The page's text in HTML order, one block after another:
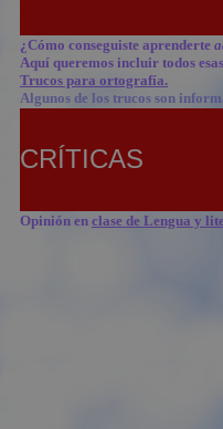
¿Cómo conseguiste aprenderte
Aquí queremos incluir todos
Trucos para ortografía.
Algunos de los trucos son
CRÍTICAS
Opinión en clase de Lengua y